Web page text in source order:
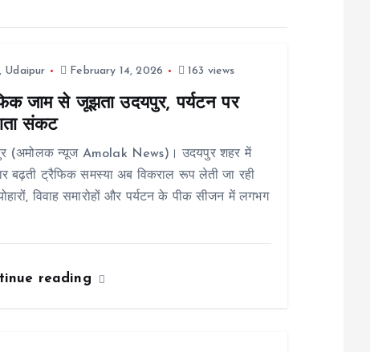
Udaipur February 14, 2026 163 views
जाम से जूझता उदयपुर, पर्यटन पर
संकट
(अमोलक न्यूज Amolak News)। उदयपुर शहर में
बढ़ती ट्रैफिक समस्या अब विकराल रूप लेती जा रही
विवाह समारोहों और पर्यटन के पीक सीजन में लगभग
reading